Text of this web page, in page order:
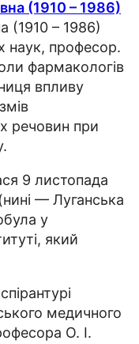
(1910 – 1986)
наук, професор.
фармакологів
впливу
речовин при
9 листопада
— Луганська
у
який
медичного
О. І.